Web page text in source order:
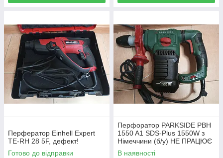
Перфератор Einhell Expert
TE-RH 28 5F, дефект!
Готово до відправки
Перфоратор PARKSIDE PBH
1550 A1 SDS-Plus 1550W з
Німеччини (б/у) НЕ ПРАЦЮЄ
095307
В наявності